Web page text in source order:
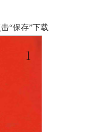
“保存”下载